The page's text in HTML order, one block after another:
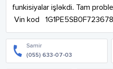
funkisiyalar işləkdi. Tam
Vin kod
Samir
(055) 633-07-03